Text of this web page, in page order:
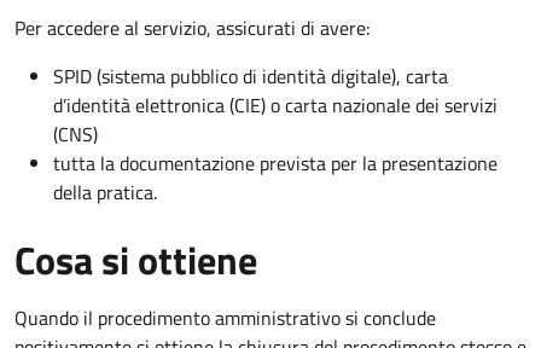
Per accedere al servizio, assicurati di avere:
SPID (sistema pubblico di identità digitale), carta
d’identità elettronica (CIE) o carta nazionale dei servizi
(CNS)
tutta la documentazione prevista per la presentazione
della pratica.
Cosa si ottiene
Quando il procedimento amministrativo si conclude